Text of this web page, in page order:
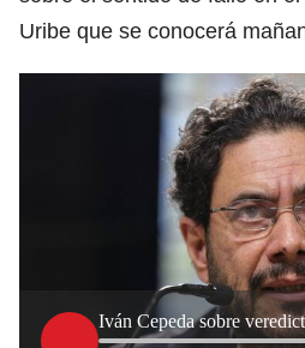
Uribe que se conocerá